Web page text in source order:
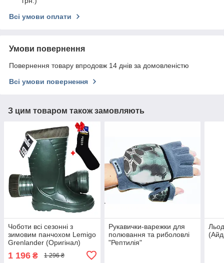
Всі умови оплати
Умови повернення
Повернення товару впродовж 14 днів за домовленістю
Всі умови повернення
З цим товаром також замовляють
Чоботи всі сезонні з
зимовим панчохом Lemigo
Grenlander (Оригінал)
1 196 ₴ 1 296 ₴
Рукавички-варежки для
полювання та риболовлі
"Рептилія"